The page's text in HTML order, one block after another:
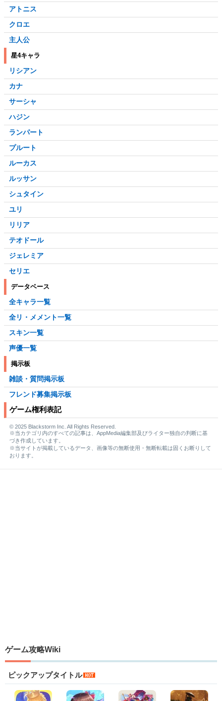
アトニス
クロエ
主人公
星4キャラ
リシアン
カナ
サーシャ
ハジン
ランパート
プルート
ルーカス
ルッサン
シュタイン
ユリ
リリア
テオドール
ジェレミア
セリエ
データベース
全キャラ一覧
全リ・メメント一覧
スキン一覧
声優一覧
掲示板
雑談・質問掲示板
フレンド募集掲示板
ゲーム権利表記
© 2025 Blackstorm Inc. All Rights Reserved.
※当カテゴリ内のすべての記事は、AppMedia編集部及びライター独自の判断に基
づき作成しています。
※当サイトが掲載しているデータ、画像等の無断使用・無断転載は固くお断りして
おります。
ゲーム攻略Wiki
ピックアップタイトル